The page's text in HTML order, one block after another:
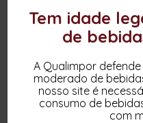
Tem idade
de
A Qualimpor
moderado de
nosso site é
consumo de
com